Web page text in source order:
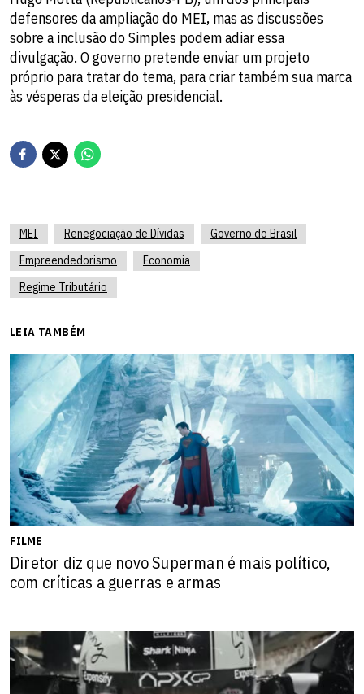
defensores da ampliação do MEI, mas as discussões
sobre a inclusão do Simples podem adiar essa
divulgação. O governo pretende enviar um projeto
próprio para tratar do tema, para criar também sua marca
às vésperas da eleição presidencial.
MEI Renegociação de Dívidas
Governo do Brasil
Empreendedorismo
Economia
Regime Tributário
LEIA TAMBÉM
FILME
Diretor diz que novo Superman é mais político,
com críticas a guerras e armas